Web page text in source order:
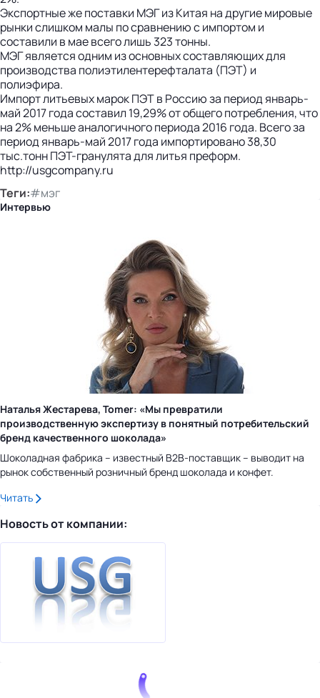
Экспортные же поставки МЭГ из Китая на другие мировые
рынки слишком малы по сравнению с импортом и
составили в мае всего лишь 323 тонны.
МЭГ является одним из основных составляющих для
производства полиэтилентерефталата (ПЭТ) и
полиэфира.
Импорт литьевых марок ПЭТ в Россию за период январь-
май 2017 года составил 19,29% от общего потребления, что
на 2% меньше аналогичного периода 2016 года. Всего за
период январь-май 2017 года импортировано 38,30
тыс.тонн ПЭТ-гранулята для литья преформ.
http://usgcompany.ru
Теги:#мэг
Интервью
Наталья Жестарева, Tomer: «Мы превратили
производственную экспертизу в понятный потребительский
бренд качественного шоколада»
Шоколадная фабрика – известный B2B-поставщик – выводит на
рынок собственный розничный бренд шоколада и конфет.
Читать
Новость от компании: